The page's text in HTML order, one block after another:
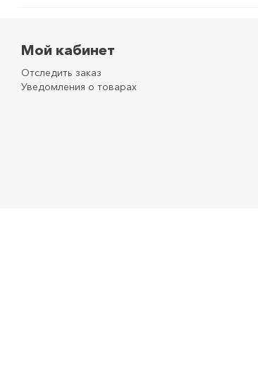
Мой кабинет
Отследить заказ
Уведомления о товарах